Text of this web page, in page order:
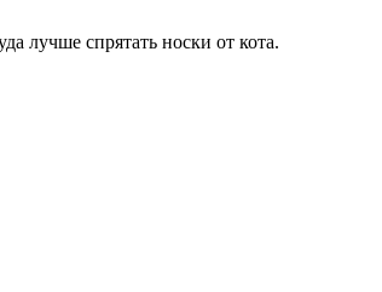
лучше спрятать носки от кота.